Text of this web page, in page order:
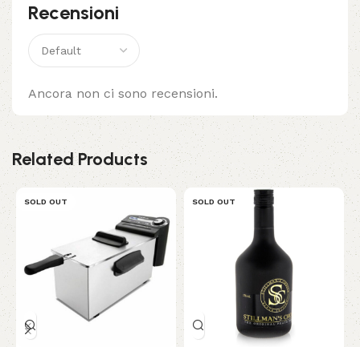
Recensioni
Ancora non ci sono recensioni.
Related Products
SOLD OUT SOLD OUT